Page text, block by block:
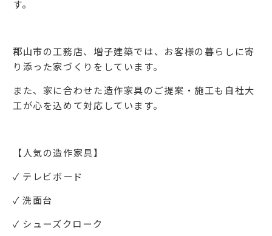
す。
郡山市の工務店、増子建築では、お客様の暮らしに寄
り添った家づくりをしています。
また、家に合わせた造作家具のご提案・施工も自社大
工が心を込めて対応しています。
【人気の造作家具】
✓ テレビボード
✓ 洗面台
✓ シューズクローク